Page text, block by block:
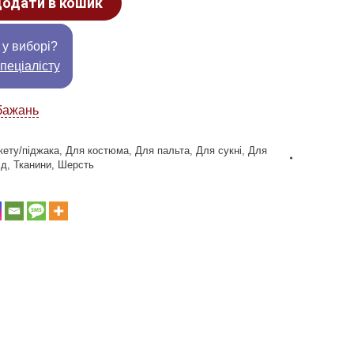
виборі?
піджака, Для костюма, Для пальта, Для сукні, Для
, Тканини, Шерсть